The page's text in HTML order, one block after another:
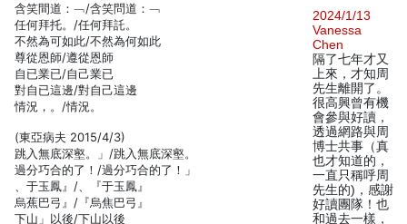
含笑間道：﹁/含笑問道：﹁
任何拜托。/任何拜託。
不然為可如此/不然為何如此
尊從恩師/遵從恩師
自已業已/自己業已
對自已這邊/對自己這邊
情況，。/情況。
(東亞病夫 2015/4/3)
跳入無底深壑。」/跳入無底深壑。
過分巧合的了！/過分巧合的了！」
、于玉鳳』/、『于玉鳳』
烏蕉巴弓』/『烏焦巴弓』
下山」以後/下山以後
2024/1/13
Vanessa
Chen
隔了七年才又
上來，才知周
先生離開了。
很高興曾有機
會參與好讀，
透過網路與周
博士共事（真
也才知道的，
一直只稱呼周
先生的)，感謝
好讀團隊！也
和過去一樣，